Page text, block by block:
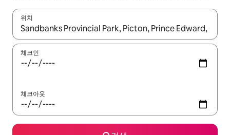
위치
결과가 나오면 위·아래 화살표 키를 사용하거나 터치 또는 스와이
체크인
체크아웃